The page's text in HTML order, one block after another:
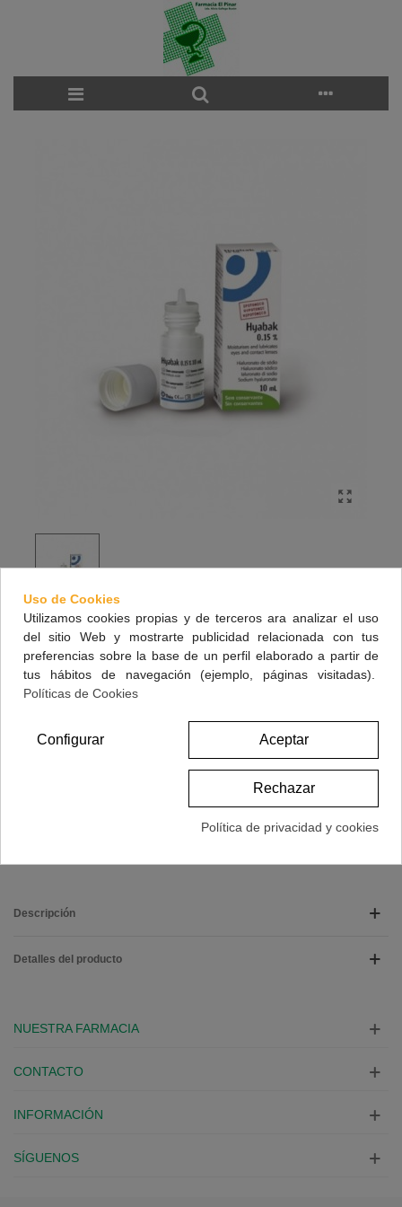
HYABAK 0.15% SOLUCION HIDRATANTE
LENTES DE CONTA 10 ML
Solución hidratante para lentes de contacto
12,90 € (impuestos inc.)
Descripción
Detalles del producto
NUESTRA FARMACIA
CONTACTO
INFORMACIÓN
SÍGUENOS
Uso de Cookies
Utilizamos cookies propias y de terceros ara analizar el uso
del sitio Web y mostrarte publicidad relacionada con tus
preferencias sobre la base de un perfil elaborado a partir de
tus hábitos de navegación (ejemplo, páginas visitadas).
Políticas de Cookies
Aceptar
Rechazar
Configurar
Política de privacidad y cookies